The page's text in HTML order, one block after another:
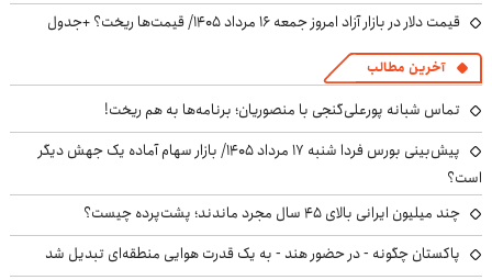
قیمت دلار در بازار آزاد امروز جمعه ۱۶ مرداد ۱۴۰۵/ قیمت‌ها ریخت؟ +جدول
آخرین مطالب
تماس شبانه پورعلی‌گنجی با منصوریان؛ برنامه‌ها به هم ریخت!
پیش‌بینی بورس فردا شنبه ۱۷ مرداد ۱۴۰۵/ بازار سهام آماده یک جهش دیگر
است؟
چند میلیون ایرانی بالای ۴۵ سال مجرد ماندند؛ پشت‌پرده چیست؟
پاکستان چگونه - در حضور هند - به یک قدرت هوایی منطقه‌ای تبدیل شد